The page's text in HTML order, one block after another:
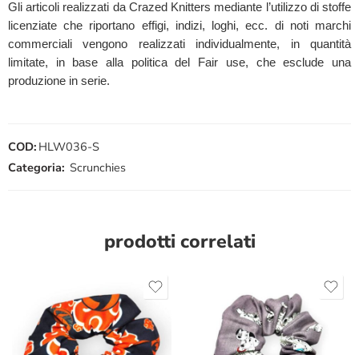
Gli articoli realizzati da Crazed Knitters mediante l’utilizzo di stoffe
licenziate che riportano effigi, indizi, loghi, ecc. di noti marchi
commerciali vengono realizzati individualmente, in quantità
limitate, in base alla politica del Fair use, che esclude una
produzione in serie.
COD: HLW036-S
Categoria: Scrunchies
prodotti correlati